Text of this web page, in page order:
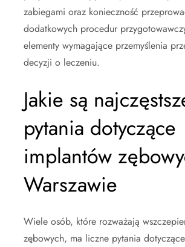
zabiegami oraz konieczność
dodatkowych procedur
elementy wymagające przemyślenia
decyzji o leczeniu.
Jakie są
pytania dotyczące
implantów
Warszawie
Wiele osób, które rozważają
zębowych, ma liczne pytania